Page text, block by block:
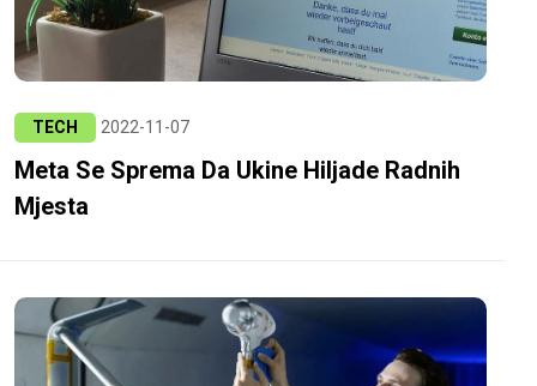
TECH 2022-11-07
Meta Se Sprema Da Ukine Hiljade Radnih
Mjesta